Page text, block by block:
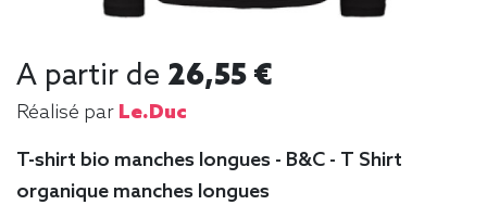
A partir de 26,55 €
Réalisé par Le.duc
T-shirt bio manches longues - B&C - T Shirt
organique manches longues